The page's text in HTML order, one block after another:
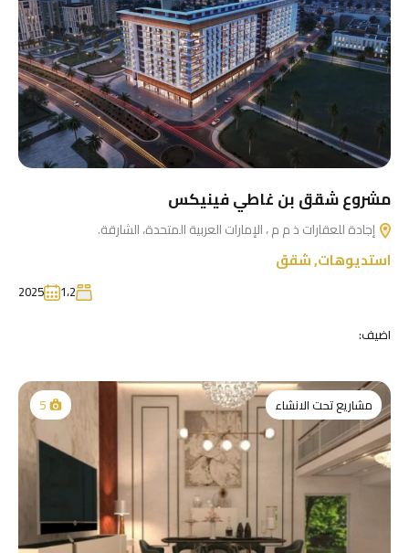
مشروع شقق بن غاطي فينيكس
إجادة للعقارات ذ م م ، الإمارات العربية المتحدة، الشارقة.
استديوهات,شقق
1،2
2025
اضيف:
مشاريع تحت الانشاء 5